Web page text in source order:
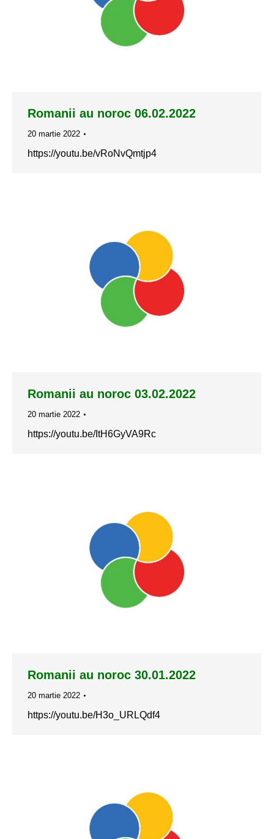
Romanii au noroc 06.02.2022
20 martie 2022
https://youtu.be/vRoNvQmtjp4
Romanii au noroc 03.02.2022
20 martie 2022
https://youtu.be/ItH6GyVA9Rc
Romanii au noroc 30.01.2022
20 martie 2022
https://youtu.be/H3o_URLQdf4